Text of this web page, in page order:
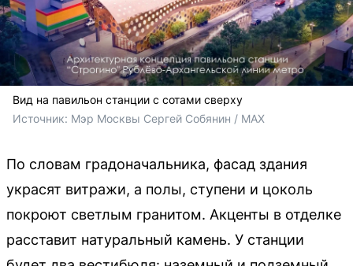
Вид на павильон станции с сотами сверху
Источник: Мэр Москвы Сергей Собянин / МАХ
По словам градоначальника, фасад здания
украсят витражи, а полы, ступени и цоколь
покроют светлым гранитом. Акценты в отделке
расставит натуральный камень. У станции